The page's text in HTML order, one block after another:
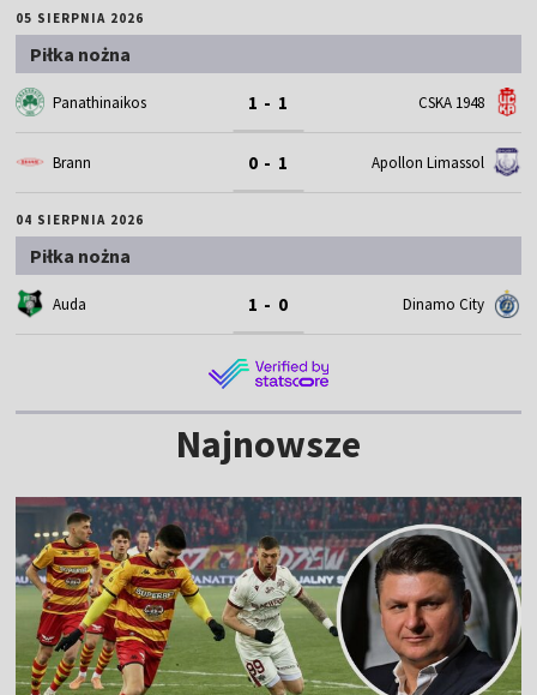
05 SIERPNIA 2026
Piłka nożna
Panathinaikos 1 - 1 CSKA 1948
Brann 0 - 1 Apollon Limassol
04 SIERPNIA 2026
Piłka nożna
Auda 1 - 0 Dinamo City
Najnowsze